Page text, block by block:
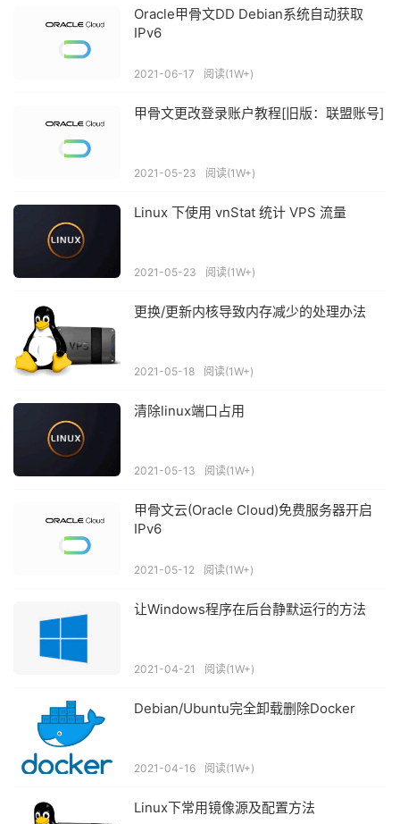
Oracle甲骨文DD Debian系统自动获取
IPv6
2021-06-17 阅读(1W+)
甲骨文更改登录账户教程[旧版：联盟账号]
2021-05-23 阅读(1W+)
Linux 下使用 vnStat 统计 VPS 流量
2021-05-23 阅读(1W+)
更换/更新内核导致内存减少的处理办法
2021-05-18 阅读(1W+)
清除linux端口占用
2021-05-13 阅读(1W+)
甲骨文云(Oracle Cloud)免费服务器开启
IPv6
2021-05-12 阅读(1W+)
让Windows程序在后台静默运行的方法
2021-04-21 阅读(1W+)
Debian/Ubuntu完全卸载删除Docker
2021-04-16 阅读(1W+)
Linux下常用镜像源及配置方法